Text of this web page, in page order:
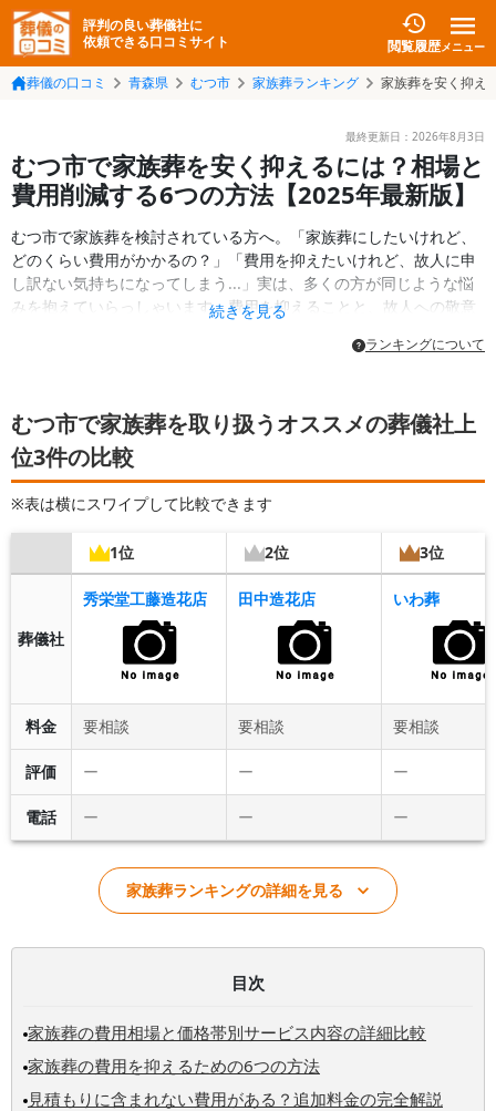
評判の良い葬儀社に
依頼できる口コミサイト
閲覧履歴メニュー
葬儀の口コミ 青森県 むつ市 家族葬ランキング 家族葬を安く抑え
最終更新日： 2026年8月3日
むつ市で家族葬を安く抑えるには？相場と
費用削減する6つの方法【2025年最新版】
むつ市で家族葬を検討されている方へ。「家族葬にしたいけれど、
どのくらい費用がかかるの？」「費用を抑えたいけれど、故人に申
し訳ない気持ちになってしまう...」実は、多くの方が同じような悩
みを抱えていらっしゃいます。費用を抑えることと、故人への敬意
は、むつ市の家族葬の実際の費用相場から、家族葬の経済的負担を
続きを見る
ランキングについて
むつ市で家族葬を取り扱うオススメの葬儀社上
位3件の比較
※表は横にスワイプして比較できます
1位 2位 3位
葬儀社
秀栄堂工藤造花店 田中造花店 いわ葬
料金 要相談 要相談 要相談
評価 ー ー ー
電話 ー ー ー
家族葬ランキングの詳細を見る
目次
家族葬の費用相場と価格帯別サービス内容の詳細比較
家族葬の費用を抑えるための6つの方法
見積もりに含まれない費用がある？追加料金の完全解説